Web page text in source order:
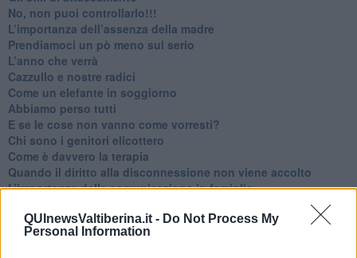
QUInewsValtiberina.it - Do Not Process My
Personal Information
No, non puoi controllarlo!!!
​L’importanza dell’assenza della madre
​Prendiamoci un pò meno sul serio
​L’anno che verrà
​Cazzullo e nostre radici
​Come un elefante in soggiorno
​Abbiamo perso tutti
E se le cose non vanno come vorresti?
​Chi sono i genitori elicottero
Come è davvero la terapia
Quando il diritto alla disconnessione non viene accolto
​L’importanza della comunicazione in famiglia
​Il pensiero dicotomico e la salute mentale
​Consigli di lettura per genitori e non solo